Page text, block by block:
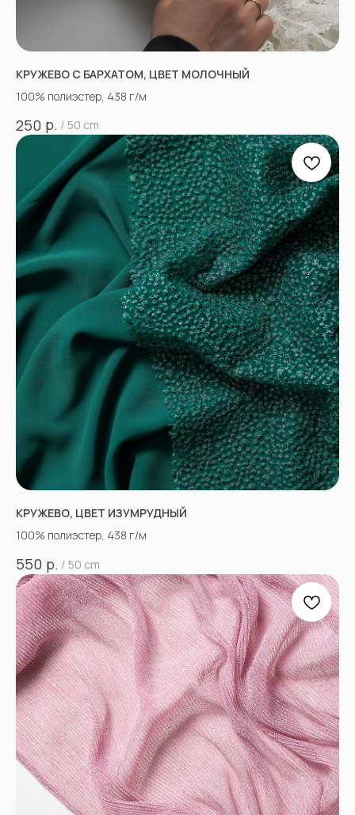
КРУЖЕВО С БАРХАТОМ, ЦВЕТ МОЛОЧНЫЙ
100% полиэстер, 438 г/м
250 р. / 50 cm
КРУЖЕВО, ЦВЕТ ИЗУМРУДНЫЙ
100% полиэстер, 438 г/м
550 р. / 50 cm